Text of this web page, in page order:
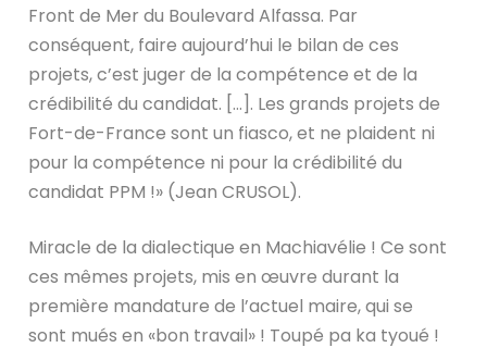
Front de Mer du Boulevard Alfassa. Par
conséquent, faire aujourd’hui le bilan de ces
projets, c’est juger de la compétence et de la
crédibilité du candidat. […]. Les grands projets de
Fort-de-France sont un fiasco, et ne plaident ni
pour la compétence ni pour la crédibilité du
candidat PPM !» (Jean CRUSOL).
Miracle de la dialectique en Machiavélie ! Ce sont
ces mêmes projets, mis en œuvre durant la
première mandature de l’actuel maire, qui se
sont mués en «bon travail» ! Toupé pa ka tyoué !